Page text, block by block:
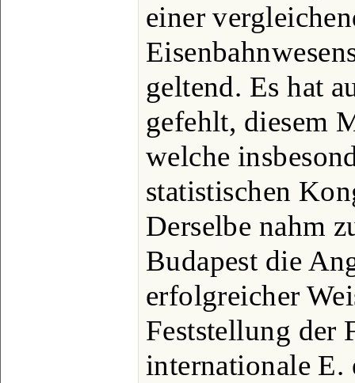
einer
geltend. Es hat
gefehlt, diesem
welche
statistischen
Derselbe nahm
Budapest die
erfolgreicher
Feststellung der
internationale E.